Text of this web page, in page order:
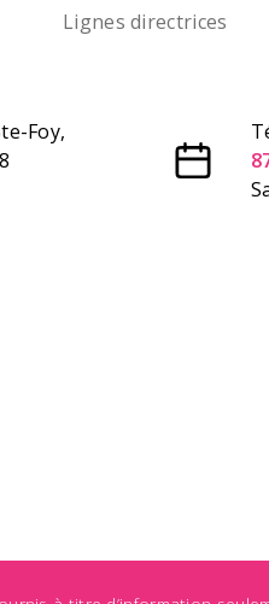
Lignes directrices
Foy,